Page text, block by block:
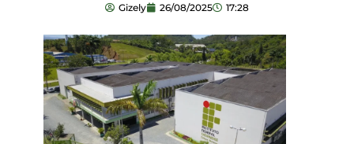
Gizely 26/08/2025 17:28